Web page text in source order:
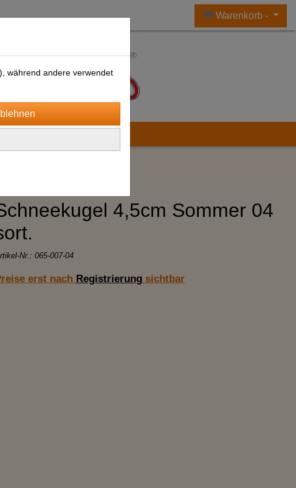
Warenkorb -
4,5cm Sommer 04
Nr.: 065-007-04
erst nach Registrierung sichtbar
während andere verwendet